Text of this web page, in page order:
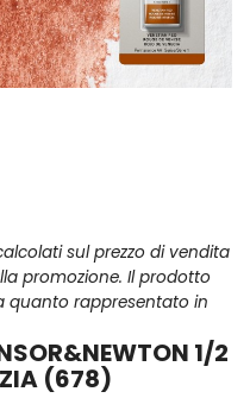
sul prezzo di vendita
promozione. Il prodotto
quanto rappresentato in
1/2
(678)